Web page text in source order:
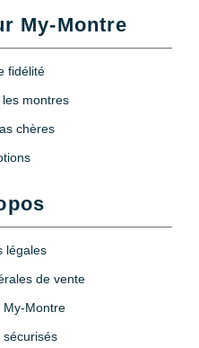
My-Montre
fidélité
montres
chères
légales
de vente
My-Montre
sécurisés